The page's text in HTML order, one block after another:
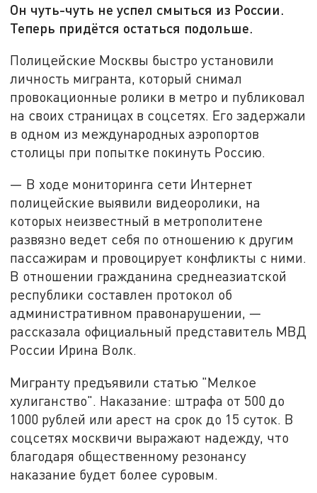
Он чуть-чуть не успел смыться из России.
Теперь придётся остаться подольше.
Полицейские Москвы быстро установили
личность мигранта, который снимал
провокационные ролики в метро и публиковал
на своих страницах в соцсетях. Его задержали
в одном из международных аэропортов
столицы при попытке покинуть Россию.
— В ходе мониторинга сети Интернет
полицейские выявили видеоролики, на
которых неизвестный в метрополитене
развязно ведет себя по отношению к другим
пассажирам и провоцирует конфликты с ними.
В отношении гражданина среднеазиатской
республики составлен протокол об
административном правонарушении, —
рассказала официальный представитель МВД
России Ирина Волк.
Мигранту предъявили статью "Мелкое
хулиганство". Наказание: штрафа от 500 до
1000 рублей или арест на срок до 15 суток. В
соцсетях москвичи выражают надежду, что
благодаря общественному резонансу
наказание будет более суровым.